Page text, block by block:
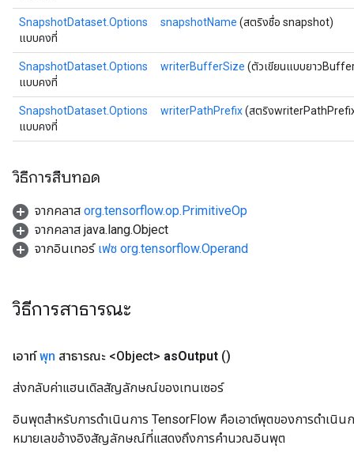
SnapshotDataset.Options
แบบคงที่
snapshotName (สตริงชื่อ snapshot)
SnapshotDataset.Options
แบบคงที่
writerBufferSize (ตัวเขียนแบบยาว
SnapshotDataset.Options
แบบคงที่
writerPathPrefix(สตริง
วิธีการสืบทอด
จากคลาส org.tensorflow.op.PrimitiveOp
จากคลาส java.lang.Object
จากอินเทอร์ เฟซ org.tensorflow.Operand
วิธีการสาธารณะ
เอาท์พุท สาธารณะ <Object> asOutput ()
ส่งกลับค่าแฮนเดิลสัญลักษณ์ของเทนเซอร์
อินพุตสำหรับการดำเนินการ TensorFlow คือเอาต์พุตของการดำเนิน
หมายเลขอ้างอิงสัญลักษณ์ที่แสดงถึงการคำนวณอินพุต